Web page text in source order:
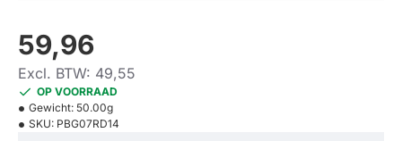
59,96
Excl. BTW: 49,55
OP VOORRAAD
Gewicht: 50.00g
SKU: PBG07RD14